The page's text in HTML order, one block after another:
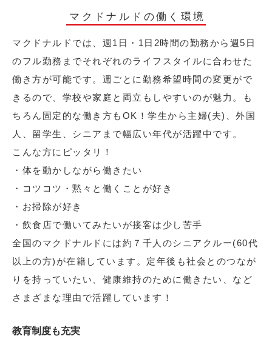
マクドナルドの働く環境
マクドナルドでは、週1日・1日2時間の勤務から週5日
のフル勤務までそれぞれのライフスタイルに合わせた
働き方が可能です。週ごとに勤務希望時間の変更がで
きるので、学校や家庭と両立もしやすいのが魅力。も
ちろん固定的な働き方もOK！学生から主婦(夫)、外国
人、留学生、シニアまで幅広い年代が活躍中です。
こんな方にピッタリ！
・体を動かしながら働きたい
・コツコツ・黙々と働くことが好き
・お掃除が好き
・飲食店で働いてみたいが接客は少し苦手
全国のマクドナルドには約７千人のシニアクルー(60代
以上の方)が在籍しています。定年後も社会とのつなが
りを持っていたい、健康維持のために働きたい、など
さまざまな理由で活躍しています！
教育制度も充実